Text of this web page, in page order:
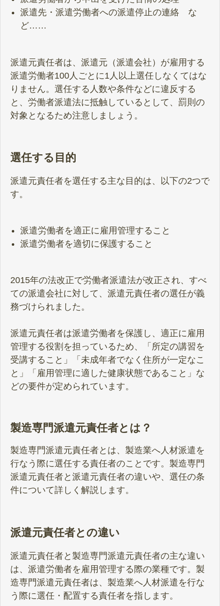
派遣先・派遣労働者への派遣停止の連絡 な
ど……
派遣元責任者は、派遣元（派遣会社）が雇用する
派遣労働者100人ごとに1人以上選任しなくてはな
りません。選任する人数や条件などに違反する
と、労働者派遣法に抵触しているとして、罰則の
対象となるため注意しましょう。
選任する目的
派遣元責任者を選任する主な目的は、以下の2つで
す。
派遣労働者を適正に雇用管理すること
派遣労働者を適切に保護すること
2015年の法改正で労働者派遣法が改正され、すべ
ての派遣会社に対して、派遣元責任者の選任が義
務づけられました。
派遣元責任者は派遣労働者を保護し、適正に雇用
管理する役割を担っているため、「所定の講習を
受講すること」「未成年者でなく住所が一定なこ
と」「雇用管理に適した健康状態であること」な
どの要件が定められています。
製造専門派遣元責任者とは？
製造専門派遣元責任者とは、製造業へ人材派遣を
行なう際に選任する責任者のことです。製造専門
派遣元責任者と派遣元責任者の違いや、選任の条
件について詳しく解説します。
派遣元責任者との違い
派遣元責任者と製造専門派遣元責任者の主な違い
は、派遣労働者を雇用管理する際の業種です。製
造専門派遣元責任者は、製造業へ人材派遣を行な
う際に選任・配置する責任者を指します。